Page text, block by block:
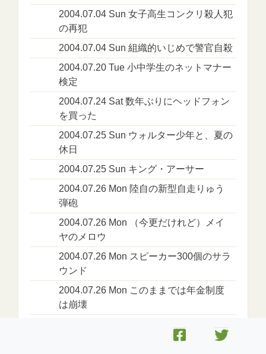
2004.07.04 Sun 女子高生コンクリ殺人犯
の再犯
2004.07.04 Sun 組織的いじめで警官自殺
2004.07.20 Tue 小中学生のネットマナー
検定
2004.07.24 Sat 数年ぶりにヘッドフォン
を買った
2004.07.25 Sun ウォルター少年と、夏の
休日
2004.07.25 Sun キング・アーサー
2004.07.26 Mon 陸自の新型自走りゅう
弾砲
2004.07.26 Mon （今更だけれど）メイ
ヤのメロウ
2004.07.26 Mon スピーカー300個のサラ
ウンド
2004.07.26 Mon このままでは年金制度
は崩壊